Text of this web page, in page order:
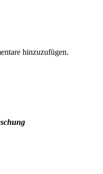
hinzuzufügen.